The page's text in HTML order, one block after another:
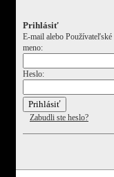
Prihlásiť
E-mail alebo Používateľské
meno:
Heslo:
Zabudli ste heslo?